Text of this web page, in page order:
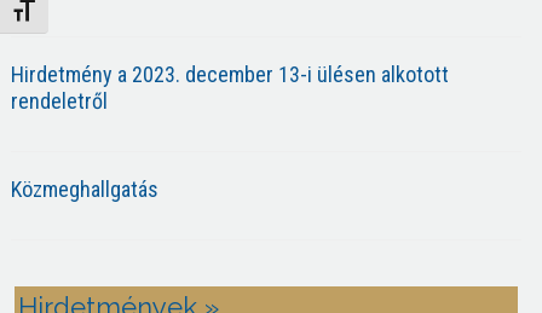
Betűméret váltása
Hirdetmény a 2023. december 13-i ülésen alkotott
rendeletről
Közmeghallgatás